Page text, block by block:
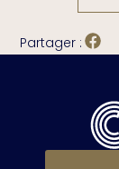
Partager :